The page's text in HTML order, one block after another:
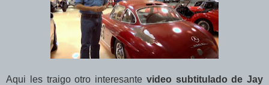
Aqui les traigo otro interesante video subtitulado de Jay